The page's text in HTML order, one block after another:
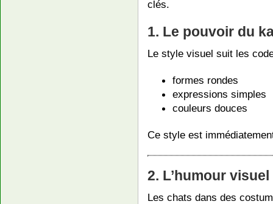
clés.
1. Le pouvoir du
Le style visuel suit les
formes rondes
expressions simples
couleurs douces
Ce style est
2. L’humour visuel
Les chats dans des